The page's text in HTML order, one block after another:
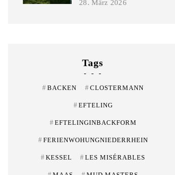
28. März 2026
Tags
# BACKEN # CLOSTERMANN
# EFTELING
# EFTELINGINBACKFORM
# FERIENWOHUNGNIEDERRHEIN
# KESSEL # LES MISÉRABLES